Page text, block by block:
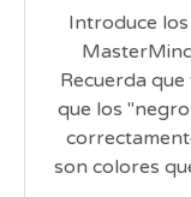
Introduce
Recuerda
que los
son colores